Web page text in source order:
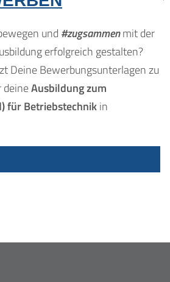
und #zugsammenmit der
erfolgreich gestalten?
Deine Bewerbungsunterlagen zu
deineAusbildung zum
für Betriebstechnikin